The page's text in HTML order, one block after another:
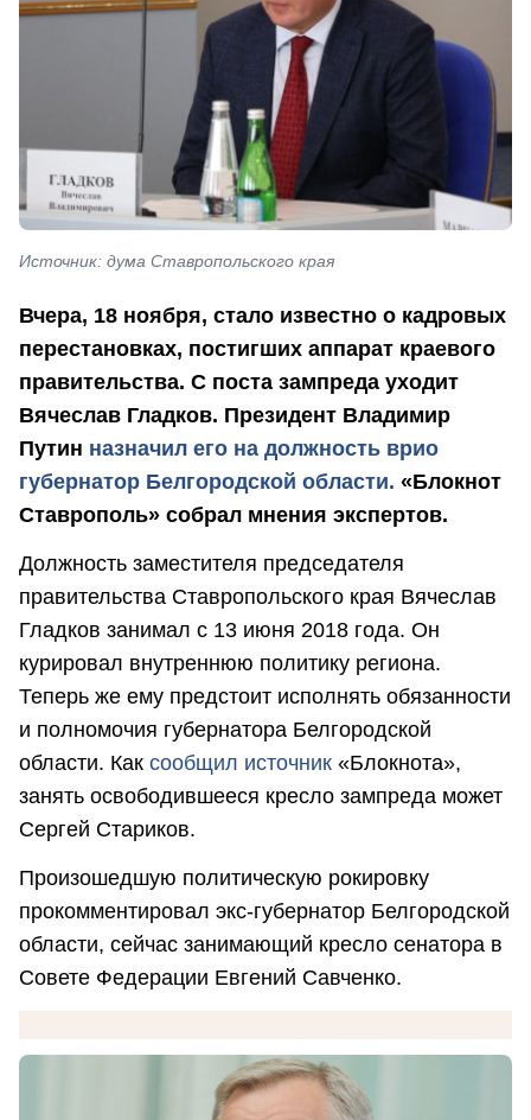
Источник: дума Ставропольского края
Вчера, 18 ноября, стало известно о кадровых
перестановках, постигших аппарат краевого
правительства. С поста зампреда уходит
Вячеслав Гладков. Президент Владимир
Путин назначил его на должность врио
губернатор Белгородской области. «Блокнот
Ставрополь» собрал мнения экспертов.
Должность заместителя председателя
правительства Ставропольского края Вячеслав
Гладков занимал с 13 июня 2018 года. Он
курировал внутреннюю политику региона.
Теперь же ему предстоит исполнять обязанности
и полномочия губернатора Белгородской
области. Как сообщил источник «Блокнота»,
занять освободившееся кресло зампреда может
Сергей Стариков.
Произошедшую политическую рокировку
прокомментировал экс-губернатор Белгородской
области, сейчас занимающий кресло сенатора в
Совете Федерации Евгений Савченко.